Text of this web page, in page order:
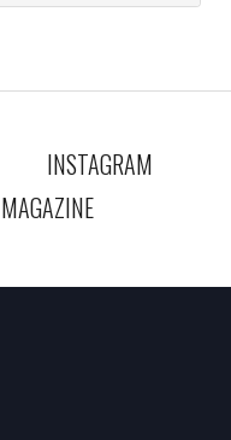
INSTAGRAM
MAGAZINE